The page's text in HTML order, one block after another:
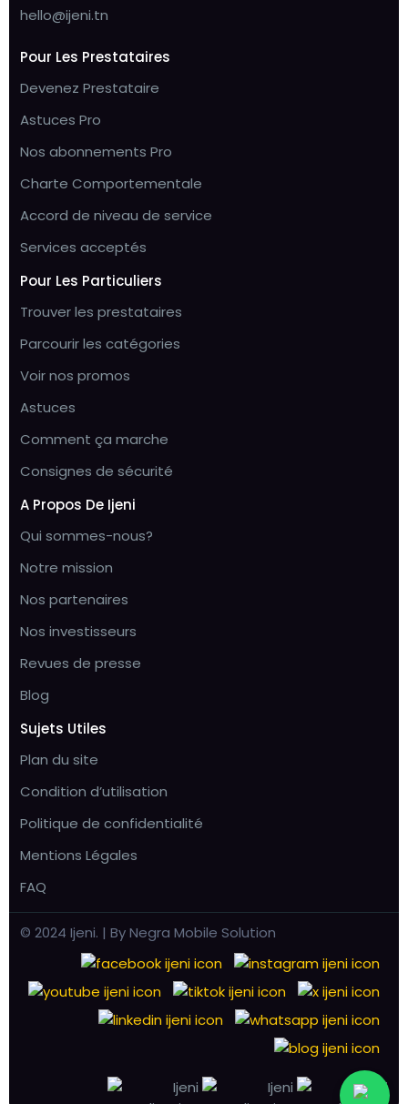
hello@ijeni.tn
Pour Les Prestataires
Devenez Prestataire
Astuces Pro
Nos abonnements Pro
Charte Comportementale
Accord de niveau de service
Services acceptés
Pour Les Particuliers
Trouver les prestataires
Parcourir les catégories
Voir nos promos
Astuces
Comment ça marche
Consignes de sécurité
A Propos De Ijeni
Qui sommes-nous?
Notre mission
Nos partenaires
Nos investisseurs
Revues de presse
Blog
Sujets Utiles
Plan du site
Condition d’utilisation
Politique de confidentialité
Mentions Légales
FAQ
© 2024 Ijeni. | By Negra Mobile Solution